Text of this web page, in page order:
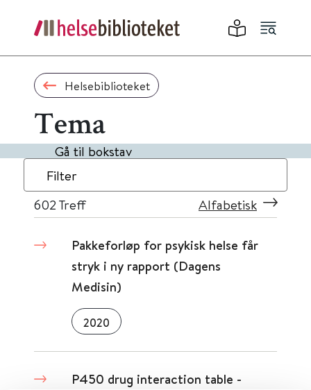
Helsebiblioteket
Tema
Gå til bokstav
Filter
602 Treff Alfabetisk
Pakkeforløp for psykisk helse får
stryk i ny rapport (Dagens
Medisin)
2020
P450 drug interaction table -